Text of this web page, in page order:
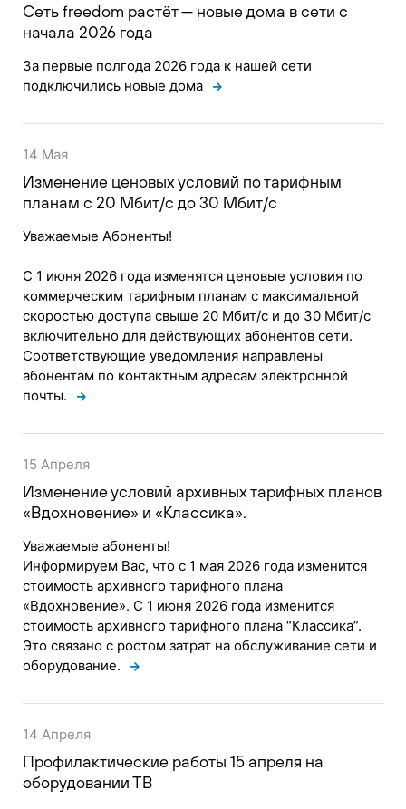
Сеть freedom растёт — новые дома в сети с
начала 2026 года
За первые полгода 2026 года к нашей сети
подключились новые дома
14 Мая
Изменение ценовых условий по тарифным
планам с 20 Мбит/с до 30 Мбит/с
Уважаемые Абоненты!
С 1 июня 2026 года изменятся ценовые условия по
коммерческим тарифным планам с максимальной
скоростью доступа свыше 20 Мбит/с и до 30 Мбит/с
включительно для действующих абонентов сети.
Соответствующие уведомления направлены
абонентам по контактным адресам электронной
почты.
15 Апреля
Изменение условий архивных тарифных планов
«Вдохновение» и «Классика».
Уважаемые абоненты!
Информируем Вас, что с 1 мая 2026 года изменится
стоимость архивного тарифного плана
«Вдохновение». С 1 июня 2026 года изменится
стоимость архивного тарифного плана “Классика”.
Это связано с ростом затрат на обслуживание сети и
оборудование.
14 Апреля
Профилактические работы 15 апреля на
оборудовании ТВ